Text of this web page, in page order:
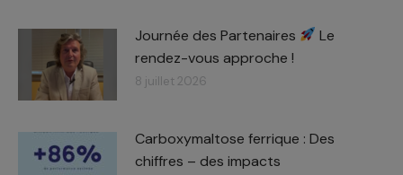
Journée des Partenaires
Le
rendez-vous approche !
8 juillet 2026
Carboxymaltose ferrique : Des
chiffres – des impacts​